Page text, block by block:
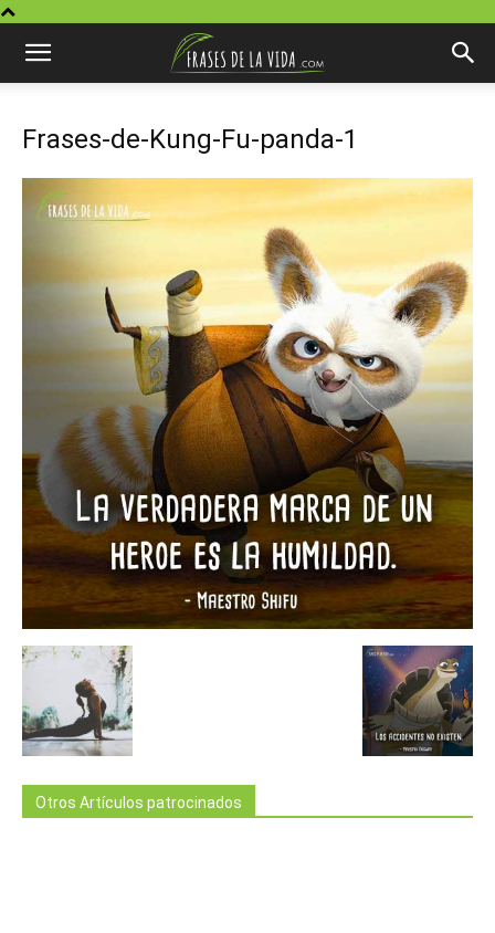
Frases-de-Kung-Fu-panda-1
Otros Artículos patrocinados